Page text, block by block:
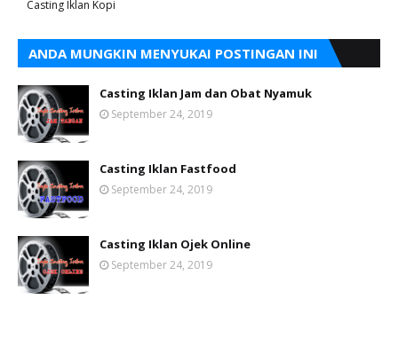
Casting Iklan Kopi
ANDA MUNGKIN MENYUKAI POSTINGAN INI
Casting Iklan Jam dan Obat Nyamuk
September 24, 2019
Casting Iklan Fastfood
September 24, 2019
Casting Iklan Ojek Online
September 24, 2019